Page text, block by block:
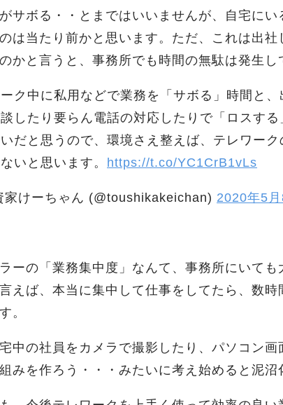
サボる・・とまではいいませんが、自宅にい
は当たり前かと思います。ただ、これは出社
かと言うと、事務所でも時間の無駄は発生し
ク中に私用などで業務を「サボる」時間と、
したり要らん電話の対応したりで「ロスする
いだと思うので、環境さえ整えば、テレワー
いと思います。 https://t.co/YC1CrB1vLs
けーちゃん (@toushikakeichan) 2020年5月
ーの「業務集中度」なんて、事務所にいても
えば、本当に集中して仕事をしてたら、数時
。
中の社員をカメラで撮影したり、パソコン画
みを作ろう・・・みたいに考え始めると泥沼